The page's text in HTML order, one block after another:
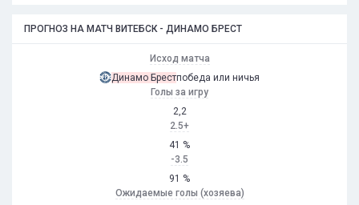
ПРОГНОЗ НА МАТЧ ВИТЕБСК - ДИНАМО БРЕСТ
Исход матча
Динамо Брестпобеда или ничья
Голы за игру
2,2
2.5+
41 %
-3.5
91 %
Ожидаемые голы (хозяева)